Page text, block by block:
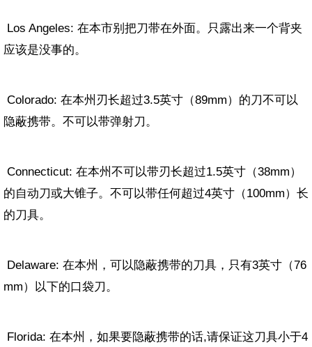
Los Angeles: 在本市别把刀带在外面。只露出来一个背夹
应该是没事的。
Colorado: 在本州刃长超过3.5英寸（89mm）的刀不可以
隐蔽携带。不可以带弹射刀。
Connecticut: 在本州不可以带刃长超过1.5英寸（38mm）
的自动刀或大锥子。不可以带任何超过4英寸（100mm）长
的刀具。
Delaware: 在本州，可以隐蔽携带的刀具，只有3英寸（76
mm）以下的口袋刀。
Florida: 在本州，如果要隐蔽携带的话,请保证这刀具小于4